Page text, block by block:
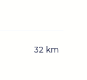
32 km